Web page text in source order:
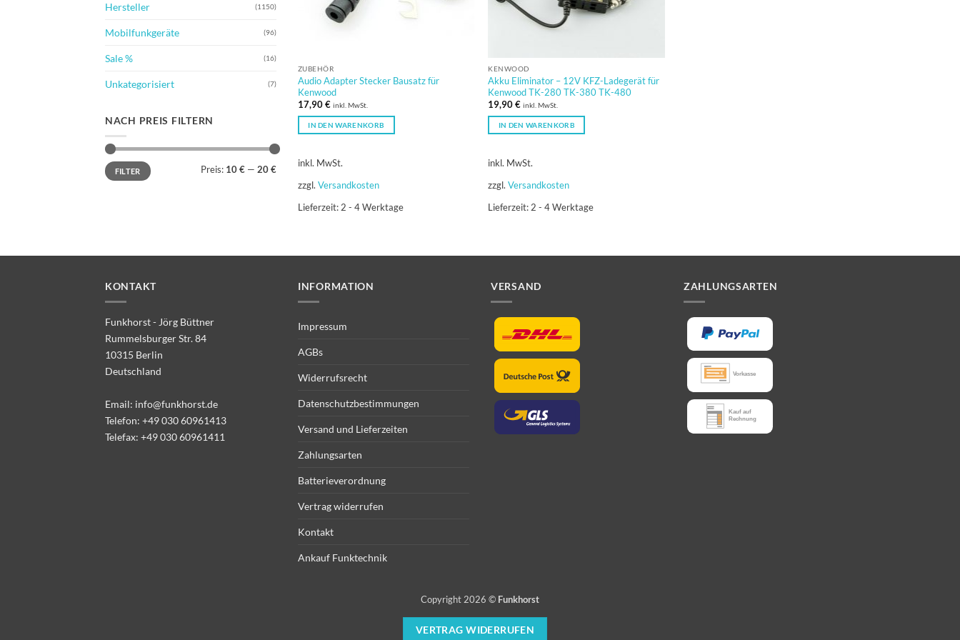
Hersteller (1150)
Mobilfunkgeräte (96)
Sale % (16)
Unkategorisiert (7)
NACH PREIS FILTERN
Min.
Preis
Max.
PreisFILTER Preis: 10 € — 20 €
ZUBEHÖR
Audio Adapter Stecker Bausatz für
Kenwood
17,90€ inkl. MwSt.
IN DEN WARENKORB
inkl. MwSt.
zzgl. Versandkosten
Lieferzeit: 2 - 4 Werktage
KENWOOD
Akku Eliminator – 12V KFZ-Ladegerät für
Kenwood TK-280 TK-380 TK-480
19,90€ inkl. MwSt.
IN DEN WARENKORB
inkl. MwSt.
zzgl.Versandkosten
Lieferzeit: 2 - 4 Werktage
KONTAKT
Funkhorst - Jörg Büttner
Rummelsburger Str. 84
10315 Berlin
Deutschland
Email: info@funkhorst.de
Telefon: +49 030 60961413
Telefax: +49 030 60961411
INFORMATION
Impressum
AGBs
Widerrufsrecht
Datenschutzbestimmungen
Versand und Lieferzeiten
Zahlungsarten
Batterieverordnung
Vertrag widerrufen
Kontakt
Ankauf Funktechnik
VERSAND ZAHLUNGSARTEN
Copyright 2026 © Funkhorst
VERTRAG WIDERRUFEN